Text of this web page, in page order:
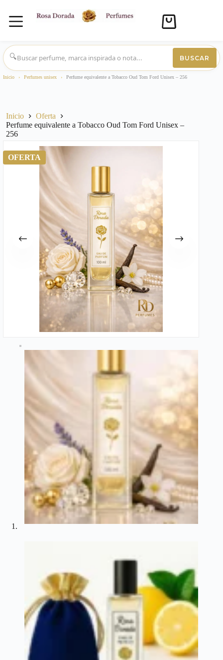
Saltar
al
contenido
Carro
compra
🔍
BUSCAR
Inicio › Perfumes unisex › Perfume equivalente a Tobacco Oud Tom Ford Unisex – 256
Inicio
Oferta
Perfume equivalente a Tobacco Oud Tom Ford Unisex –
256
OFERTA